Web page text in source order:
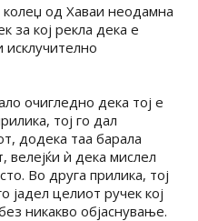
од Хаваи неодамна
за кој рекла дека е
исклучително
очигледно дека тој е
тој го дал
додека таа барала
велејќи ѝ дека мислел
Во друга прилика, тој
јадел целиот ручек кој
никакво објаснување.